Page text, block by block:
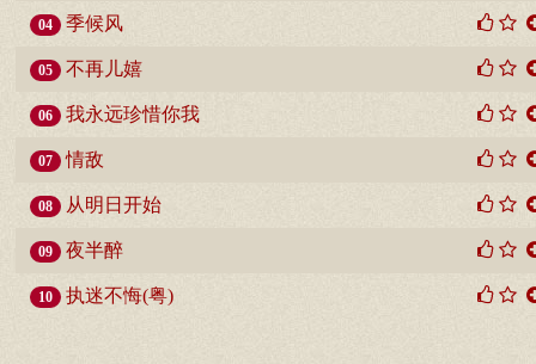
04 季候风
05 不再儿嬉
06 我永远珍惜你我
07 情敌
08 从明日开始
09 夜半醉
10 执迷不悔(粤)